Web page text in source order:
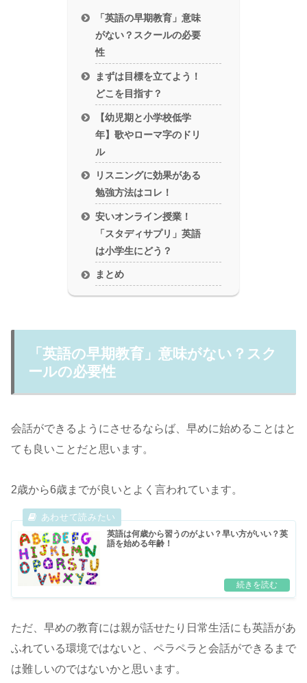
「英語の早期教育」意味
がない？スクールの必要
性
まずは目標を立てよう！
どこを目指す？
【幼児期と小学校低学
年】歌やローマ字のドリ
ル
リスニングに効果がある
勉強方法はコレ！
安いオンライン授業！
「スタディサプリ」英語
は小学生にどう？
まとめ
「英語の早期教育」意味がない？スク
ールの必要性
会話ができるようにさせるならば、早めに始めることはと
ても良いことだと思います。
2歳から6歳までが良いとよく言われています。
英語は何歳から習うのがよい？早い方がいい？英
語を始める年齢！
ただ、早めの教育には親が話せたり日常生活にも英語があ
ふれている環境ではないと、ペラペラと会話ができるまで
は難しいのではないかと思います。